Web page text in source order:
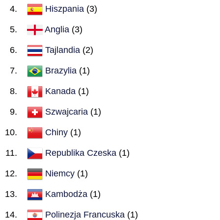
Hiszpania (3)
Anglia (3)
Tajlandia (2)
Brazylia (1)
Kanada (1)
Szwajcaria (1)
Chiny (1)
Republika Czeska (1)
Niemcy (1)
Kambodża (1)
Polinezja Francuska (1)